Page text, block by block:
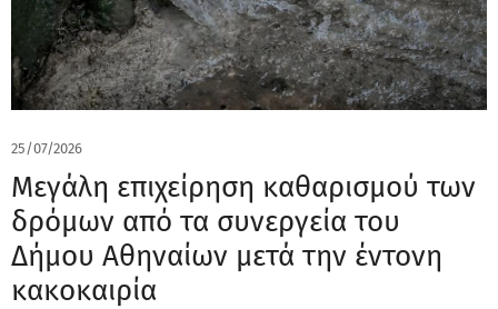
25/07/2026
Μεγάλη επιχείρηση καθαρισμού των
δρόμων από τα συνεργεία του
Δήμου Αθηναίων μετά την έντονη
κακοκαιρία